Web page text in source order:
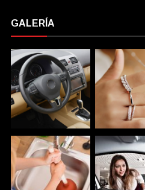
GALERÍA